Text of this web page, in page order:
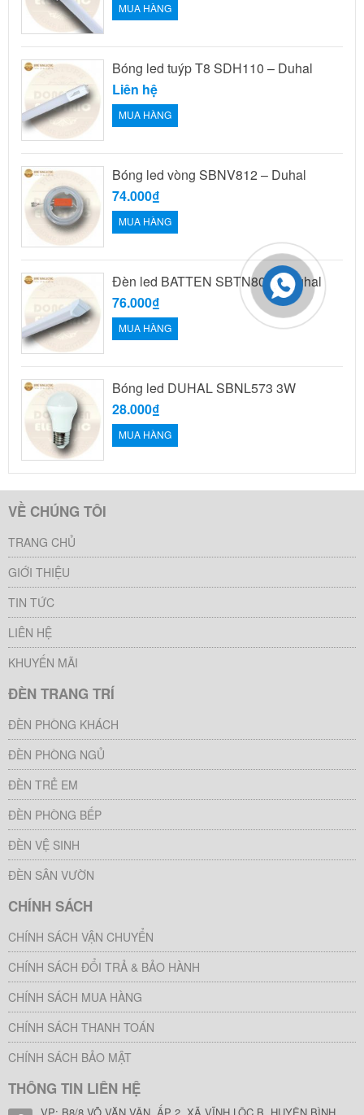
MUA HÀNG
Bóng led tuýp T8 SDH110 – Duhal
Liên hệ
MUA HÀNG
Bóng led vòng SBNV812 – Duhal
74.000₫
MUA HÀNG
Đèn led BATTEN SBTN809 – Duhal
76.000₫
MUA HÀNG
Bóng led DUHAL SBNL573 3W
28.000₫
MUA HÀNG
VỀ CHÚNG TÔI
TRANG CHỦ
GIỚI THIỆU
TIN TỨC
LIÊN HỆ
KHUYẾN MÃI
ĐÈN TRANG TRÍ
ĐÈN PHÒNG KHÁCH
ĐÈN PHÒNG NGỦ
ĐÈN TRẺ EM
ĐÈN PHÒNG BẾP
ĐÈN VỆ SINH
ĐÈN SÂN VƯỜN
CHÍNH SÁCH
CHÍNH SÁCH VẬN CHUYỂN
CHÍNH SÁCH ĐỔI TRẢ & BẢO HÀNH
CHÍNH SÁCH MUA HÀNG
CHÍNH SÁCH THANH TOÁN
CHÍNH SÁCH BẢO MẬT
THÔNG TIN LIÊN HỆ